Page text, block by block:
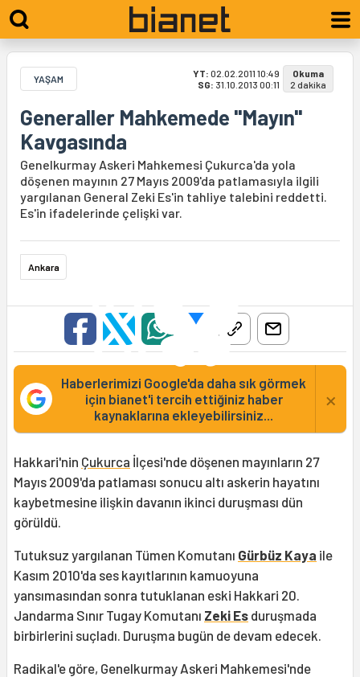
YAŞAM YT: 02.02.2011 10:49
SG: 31.10.2013 00:11
Okuma
2 dakika
Generaller Mahkemede "Mayın"
Kavgasında
Genelkurmay Askeri Mahkemesi Çukurca'da yola
döşenen mayının 27 Mayıs 2009'da patlamasıyla ilgili
yargılanan General Zeki Es'in tahliye talebini reddetti.
Es'in ifadelerinde çelişki var.
Ankara
Haberlerimizi Google'da daha sık görmek
için bianet'i tercih ettiğiniz haber
kaynaklarına ekleyebilirsiniz...
×
Hakkari'nin Çukurca İlçesi'nde döşenen mayınların 27
Mayıs 2009'da patlaması sonucu altı askerin hayatını
kaybetmesine ilişkin davanın ikinci duruşması dün
görüldü.
Tutuksuz yargılanan Tümen Komutanı Gürbüz Kaya ile
Kasım 2010'da ses kayıtlarının kamuoyuna
yansımasından sonra tutuklanan eski Hakkari 20.
Jandarma Sınır Tugay Komutanı Zeki Es duruşmada
birbirlerini suçladı. Duruşma bugün de devam edecek.
Radikal'e göre, Genelkurmay Askeri Mahkemesi'nde